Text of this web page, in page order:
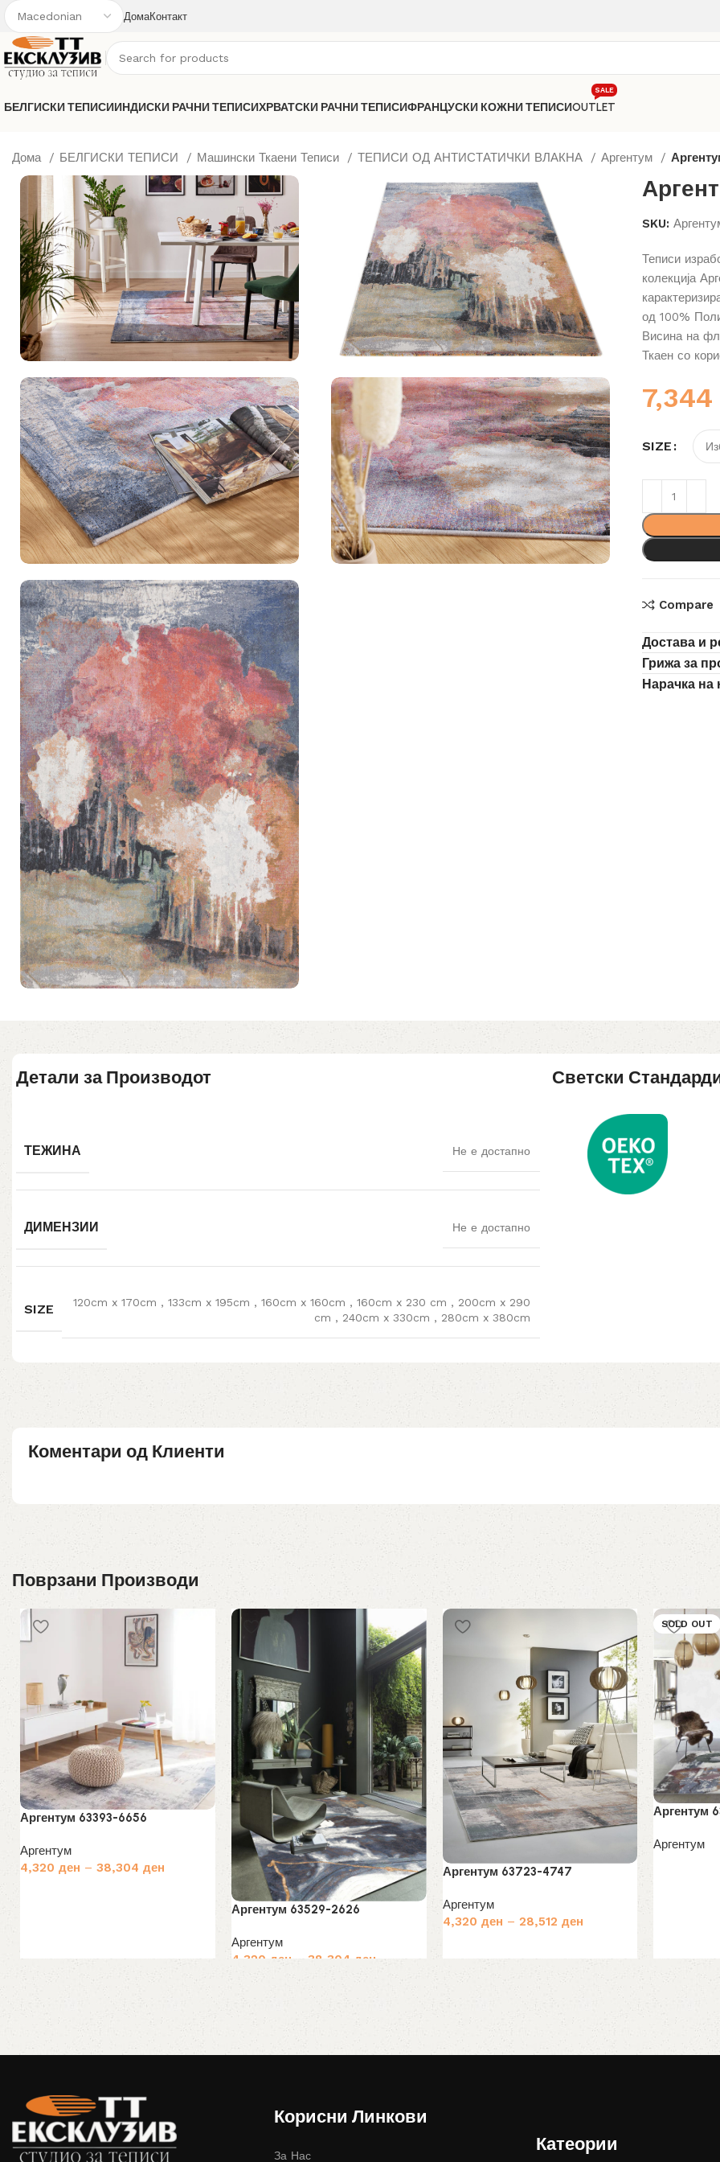
ДомаКонтакт
БЕЛГИСКИ ТЕПИСИИНДИСКИ РАЧНИ ТЕПИСИХРВАТСКИ РАЧНИ ТЕПИСИФРАНЦУСКИ КОЖНИ ТЕПИСИOUTLET
SALE
Дома БЕЛГИСКИ ТЕПИСИ Машински Ткаени Теписи ТЕПИСИ ОД АНТИСТАТИЧКИ ВЛАКНА Аргентум
SKU:
Теписи
колекција
од 100%
Висина на
Ткаен со
7,344
SIZE
Compare
Достава и
Грижа за
Нарачка на
Детали за Производот
ТЕЖИНА Не е достапно
ДИМЕНЗИИ Не е достапно
SIZE 120cm x 170cm , 133cm x 195cm , 160cm x 160cm , 160cm x 230 cm , 200cm x 290
cm , 240cm x 330cm , 280cm x 380cm
Светски
Коментари од Клиенти
Поврзани Производи
Аргентум 63393-6656
Аргентум
4,320 ден – 38,304 ден
Аргентум 63529-2626
Аргентум
4,320 ден– 38,304 ден
Избери опции
Аргентум 63723-4747
Аргентум
4,320 ден – 28,512 ден
SOLD OUT
Аргентум
Аргентум
Корисни Линкови
За Нас
Катеории